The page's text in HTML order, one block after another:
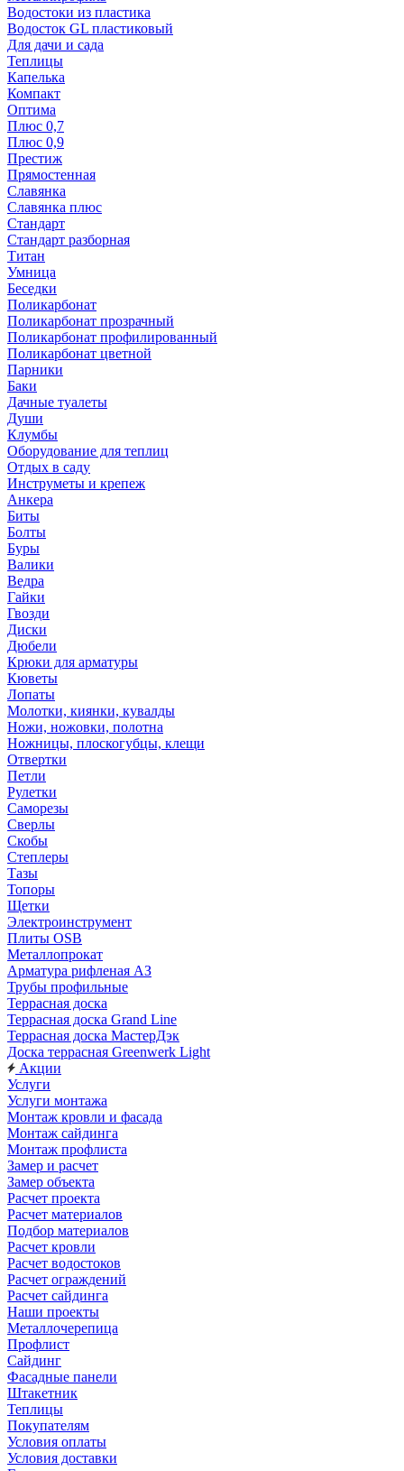
Водостоки из пластика
Водосток GL пластиковый
Для дачи и сада
Теплицы
Капелька
Компакт
Оптима
Плюс 0,7
Плюс 0,9
Престиж
Прямостенная
Славянка
Славянка плюс
Стандарт
Стандарт разборная
Титан
Умница
Беседки
Поликарбонат
Поликарбонат прозрачный
Поликарбонат профилированный
Поликарбонат цветной
Парники
Баки
Дачные туалеты
Души
Клумбы
Оборудование для теплиц
Отдых в саду
Инструметы и крепеж
Анкера
Биты
Болты
Буры
Валики
Ведра
Гайки
Гвозди
Диски
Дюбели
Крюки для арматуры
Кюветы
Лопаты
Молотки, киянки, кувалды
Ножи, ножовки, полотна
Ножницы, плоскогубцы, клещи
Отвертки
Петли
Рулетки
Саморезы
Сверлы
Скобы
Степлеры
Тазы
Топоры
Щетки
Электроинструмент
Плиты OSB
Металлопрокат
Арматура рифленая АЗ
Трубы профильные
Террасная доска
Террасная доска Grand Line
Террасная доска МастерДэк
Доска террасная Greenwerk Light
Акции
Услуги
Услуги монтажа
Монтаж кровли и фасада
Монтаж сайдинга
Монтаж профлиста
Замер и расчет
Замер объекта
Расчет проекта
Расчет материалов
Подбор материалов
Расчет кровли
Расчет водостоков
Расчет ограждений
Расчет сайдинга
Наши проекты
Металлочерепица
Профлист
Сайдинг
Фасадные панели
Штакетник
Теплицы
Покупателям
Условия оплаты
Условия доставки